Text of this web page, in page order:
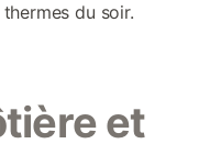
du soir.
et